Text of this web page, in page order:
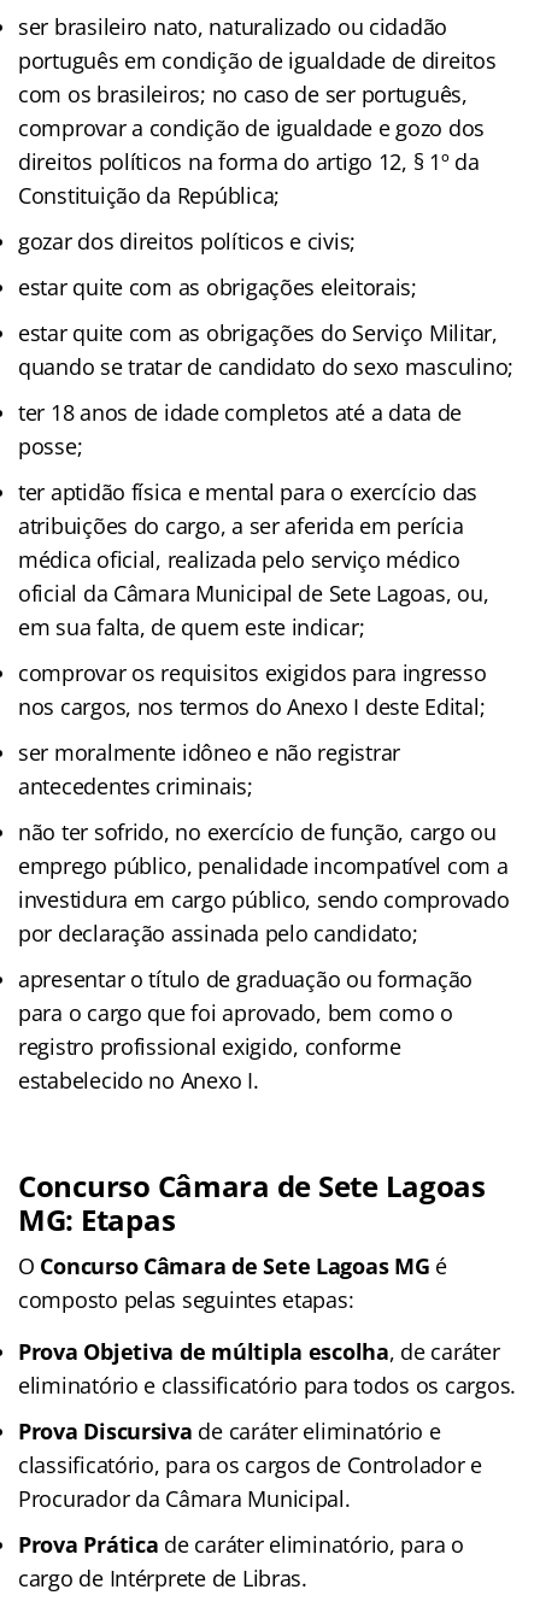
ser brasileiro nato, naturalizado ou cidadão
português em condição de igualdade de direitos
com os brasileiros; no caso de ser português,
comprovar a condição de igualdade e gozo dos
direitos políticos na forma do artigo 12, § 1º da
Constituição da República;
gozar dos direitos políticos e civis;
estar quite com as obrigações eleitorais;
estar quite com as obrigações do Serviço Militar,
quando se tratar de candidato do sexo masculino;
ter 18 anos de idade completos até a data de
posse;
ter aptidão física e mental para o exercício das
atribuições do cargo, a ser aferida em perícia
médica oficial, realizada pelo serviço médico
oficial da Câmara Municipal de Sete Lagoas, ou,
em sua falta, de quem este indicar;
comprovar os requisitos exigidos para ingresso
nos cargos, nos termos do Anexo I deste Edital;
ser moralmente idôneo e não registrar
antecedentes criminais;
não ter sofrido, no exercício de função, cargo ou
emprego público, penalidade incompatível com a
investidura em cargo público, sendo comprovado
por declaração assinada pelo candidato;
apresentar o título de graduação ou formação
para o cargo que foi aprovado, bem como o
registro profissional exigido, conforme
estabelecido no Anexo I.
Concurso Câmara de Sete Lagoas
MG: Etapas
O Concurso Câmara de Sete Lagoas MG é
composto pelas seguintes etapas:
Prova Objetiva de múltipla escolha, de caráter
eliminatório e classificatório para todos os cargos.
Prova Discursiva de caráter eliminatório e
classificatório, para os cargos de Controlador e
Procurador da Câmara Municipal.
Prova Prática de caráter eliminatório, para o
cargo de Intérprete de Libras.